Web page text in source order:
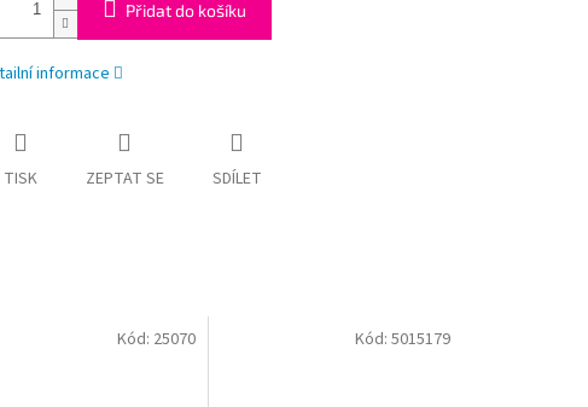
Přidat do košíku
informace
TISK ZEPTAT SE SDÍLET
Kód: 25070 Kód: 5015179